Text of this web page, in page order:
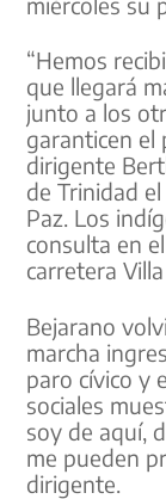
“Hemos
que llegará
junto a los
garanticen el
dirigente
de Trinidad
Paz. Los
consulta en
carretera
Bejarano
marcha
paro cívico y
sociales
soy de aquí,
me pueden
dirigente.